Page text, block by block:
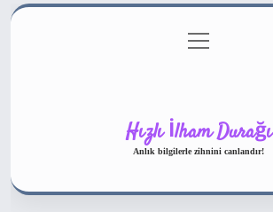
Gizlilik Politikası
menüyü
aç
Hızlı İlham Durağı
Anlık bilgilerle zihnini canlandır!